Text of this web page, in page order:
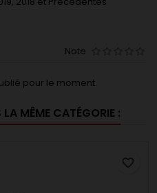
Note
pour le moment.
MÊME CATÉGORIE :
favorite_border